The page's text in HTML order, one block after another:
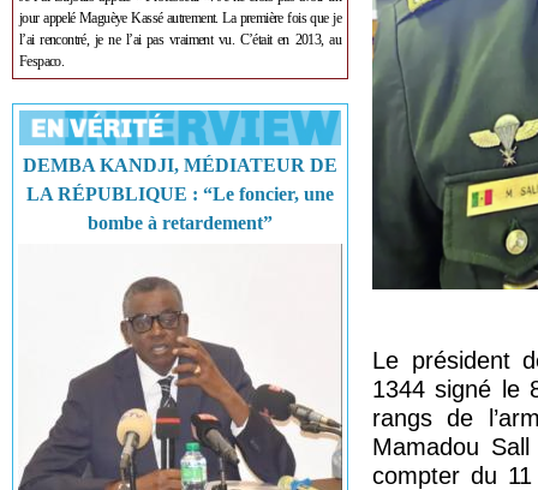
jour appelé Maguèye Kassé autrement. La première fois que je
l’ai rencontré, je ne l’ai pas vraiment vu. C’était en 2013, au
Fespaco.
DEMBA KANDJI, MÉDIATEUR DE
LA RÉPUBLIQUE : “Le foncier, une
bombe à retardement”
Le président
1344 signé le
rangs de
Mamadou
compter du